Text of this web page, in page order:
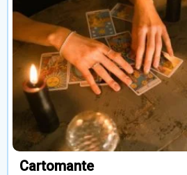
Cartomante